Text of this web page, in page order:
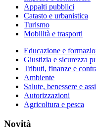
Appalti pubblici
Catasto e urbanistica
Turismo
Mobilità e trasporti
Educazione e
Giustizia e sicurezza
Tributi, finanze e
Ambiente
Salute, benessere e
Autorizzazioni
Agricoltura e pesca
Novità